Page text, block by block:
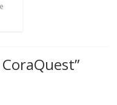
”